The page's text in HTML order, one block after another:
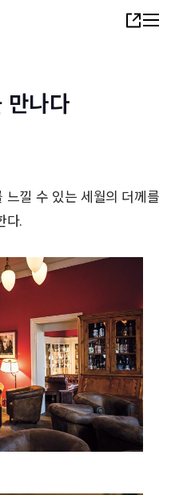
Share
만나다
낄 수 있는 세월의 더께를
다.